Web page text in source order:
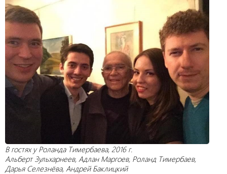
В гостях у Роланда Тимербаева, 2016 г.
Альберт Зульхарнеев, Адлан Маргоев, Роланд Тимербаев,
Дарья Селезнёва, Андрей Баклицкий